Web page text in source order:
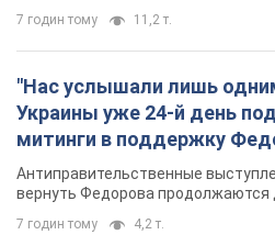
7 годин тому 11,2 т.
"Нас услышали лишь
Украины уже 24-й день
митинги в поддержку
Антиправительственные
вернуть Федорова продолжаются
7 годин тому 4,2 т.